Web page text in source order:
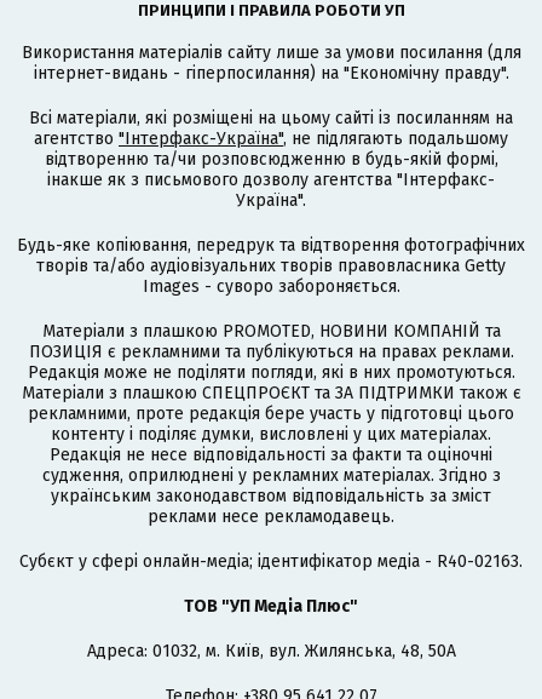
ПРИНЦИПИ І ПРАВИЛА РОБОТИ УП
Використання матеріалів сайту лише за умови посилання (для
інтернет-видань - гіперпосилання) на "Економічну правду".
Всі матеріали, які розміщені на цьому сайті із посиланням на
агентство "Інтерфакс-Україна", не підлягають подальшому
відтворенню та/чи розповсюдженню в будь-якій формі,
інакше як з письмового дозволу агентства "Інтерфакс-
Україна".
Будь-яке копіювання, передрук та відтворення фотографічних
творів та/або аудіовізуальних творів правовласника Getty
Images - суворо забороняється.
Матеріали з плашкою PROMOTED, НОВИНИ КОМПАНІЙ та
ПОЗИЦІЯ є рекламними та публікуються на правах реклами.
Редакція може не поділяти погляди, які в них промотуються.
Матеріали з плашкою СПЕЦПРОЄКТ та ЗА ПІДТРИМКИ також є
рекламними, проте редакція бере участь у підготовці цього
контенту і поділяє думки, висловлені у цих матеріалах.
Редакція не несе відповідальності за факти та оціночні
судження, оприлюднені у рекламних матеріалах. Згідно з
українським законодавством відповідальність за зміст
реклами несе рекламодавець.
Cубєкт у сфері онлайн-медіа; ідентифікатор медіа - R40-02163.
ТОВ "УП Медіа Плюс"
Адреса: 01032, м. Київ, вул. Жилянська, 48, 50А